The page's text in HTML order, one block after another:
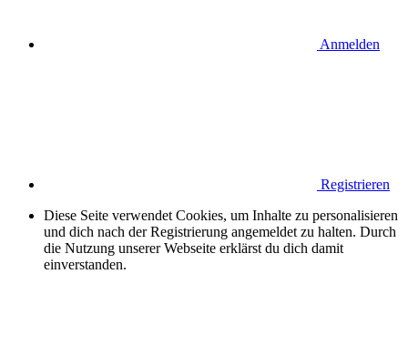
Anmelden
Registrieren
Diese Seite verwendet Cookies, um Inhalte zu personalisieren
und dich nach der Registrierung angemeldet zu halten. Durch
die Nutzung unserer Webseite erklärst du dich damit
einverstanden.